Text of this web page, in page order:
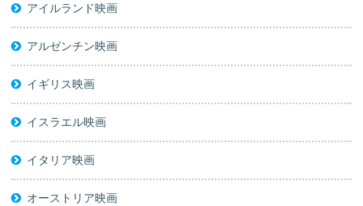
アイルランド映画
アルゼンチン映画
イギリス映画
イスラエル映画
イタリア映画
オーストリア映画